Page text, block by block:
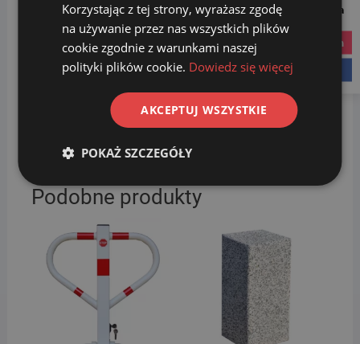
W ofercie naszego sklepuSORTBIN24znajdziesz
słupki betonowe, metalowe które zostały wykonane z
wysokiej jakości materiałów. Do wyboru jest wiele
rodzajów i kolorów słupków betonowych i metalowych.
Dzięki różnorodnej stylistyce, możesz dobrać produkty
idealne do urządzanego otoczenia. Słupki znajdują
zastosowanie na osiedlach, w parkach, na parkingach i
innych miejscach użyteczności publicznej.
Podobne produkty
Social Media
instagram
Korzystając z tej strony, wyrażasz zgodę
na używanie przez nas wszystkich plików
cookie zgodnie z warunkami naszej
polityki plików cookie. Dowiedz się więcej
AKCEPTUJ WSZYSTKIE
POKAŻ SZCZEGÓŁY